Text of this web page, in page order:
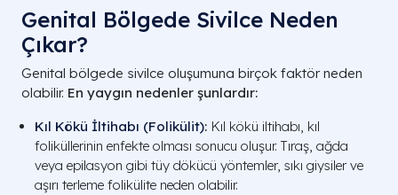
Genital Bölgede Sivilce Neden
Çıkar?
Genital bölgede sivilce oluşumuna birçok faktör neden
olabilir. En yaygın nedenler şunlardır:
Kıl Kökü İltihabı (Folikülit): Kıl kökü iltihabı, kıl
foliküllerinin enfekte olması sonucu oluşur. Tıraş, ağda
veya epilasyon gibi tüy dökücü yöntemler, sıkı giysiler ve
aşırı terleme folikülite neden olabilir.